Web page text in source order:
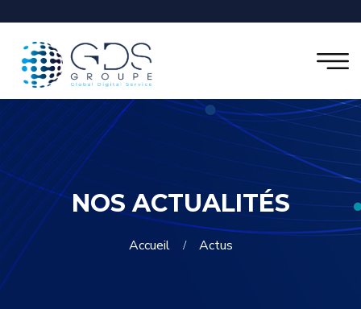
NOS ACTUALITÉS
Accueil Actus